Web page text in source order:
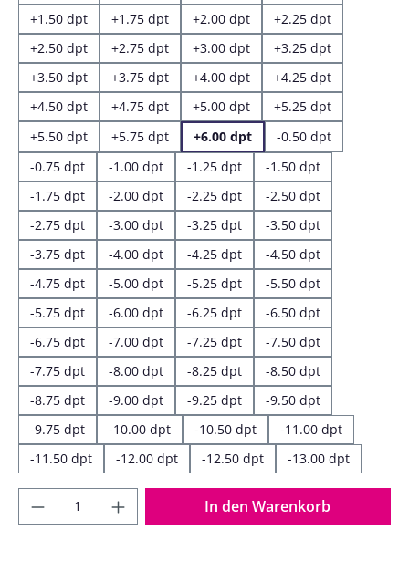
+1.50 dpt
+1.75 dpt +2.00 dpt
+2.25 dpt
+2.50 dpt
+2.75 dpt +3.00 dpt
+3.25 dpt
+3.50 dpt
+3.75 dpt +4.00 dpt
+4.25 dpt
+4.50 dpt
+4.75 dpt +5.00 dpt
+5.25 dpt
+5.50 dpt
+5.75 dpt +6.00 dpt
-0.50 dpt
-0.75 dpt
-1.00 dpt -1.25 dpt
-1.50 dpt
-1.75 dpt
-2.00 dpt -2.25 dpt
-2.50 dpt
-2.75 dpt
-3.00 dpt -3.25 dpt
-3.50 dpt
-3.75 dpt
-4.00 dpt -4.25 dpt
-4.50 dpt
-4.75 dpt
-5.00 dpt -5.25 dpt
-5.50 dpt
-5.75 dpt
-6.00 dpt -6.25 dpt
-6.50 dpt
-6.75 dpt
-7.00 dpt -7.25 dpt
-7.50 dpt
-7.75 dpt
-8.00 dpt -8.25 dpt
-8.50 dpt
-8.75 dpt
-9.00 dpt -9.25 dpt
-9.50 dpt
-9.75 dpt
-10.00 dpt -10.50 dpt
-11.00 dpt
-11.50 dpt
-12.00 dpt -12.50 dpt -13.00 dpt
Produkt Anzahl: Gib den gewünschten
In den Warenkorb